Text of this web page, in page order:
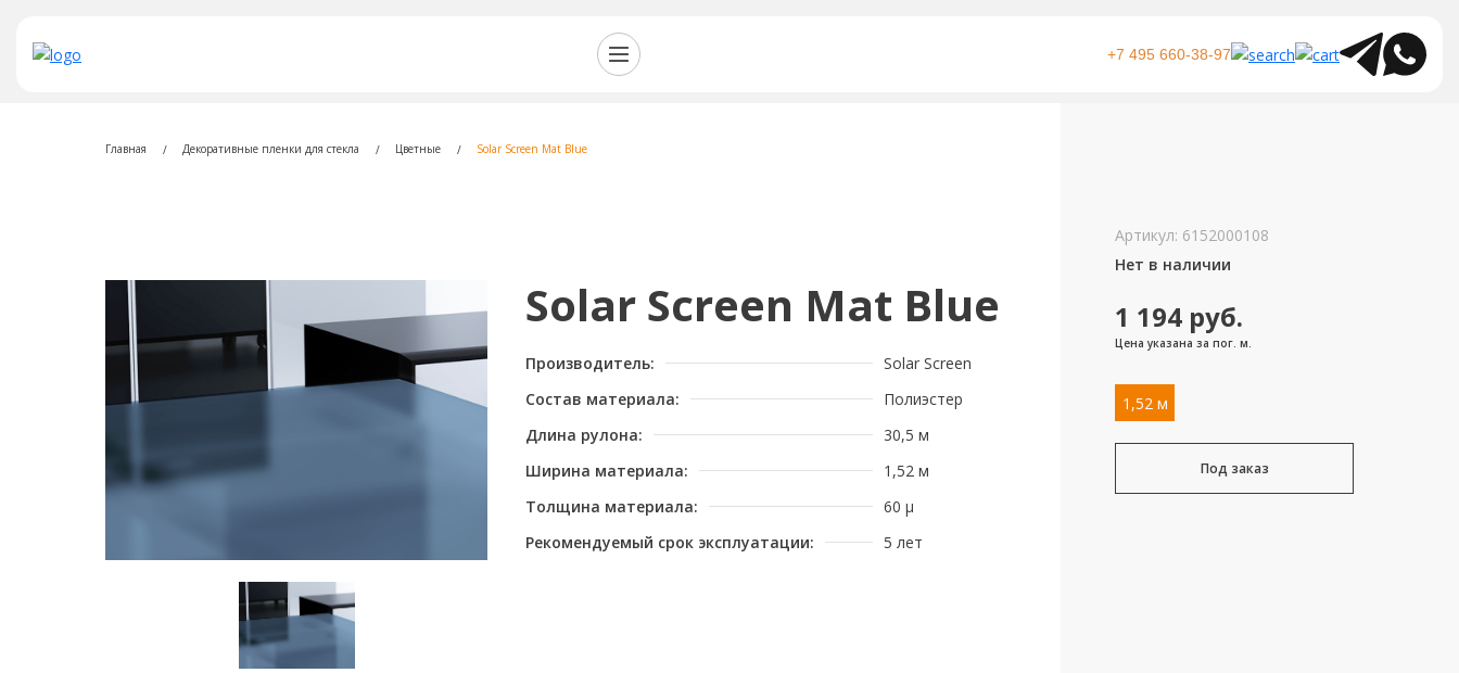
+7 495 660-38-97
Главная Декоративные пленки для стекла Цветные Solar Screen Mat Blue
Solar Screen Mat Blue
Артикул: 6152000108
Нет в наличии
1 194 руб.
Цена указана за пог. м.
1,52 м
Под заказ
Производитель:
Solar Screen
Состав материала:
Полиэстер
Длина рулона:
30,5 м
Ширина материала:
1,52 м
Толщина материала:
60 μ
Рекомендуемый срок эксплуатации:
5 лет